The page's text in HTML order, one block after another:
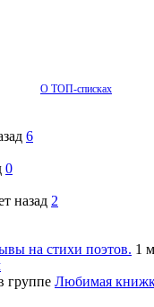
О ТОП-списках
6
0
назад 2
на стихи поэтов. 1
группе Любимая